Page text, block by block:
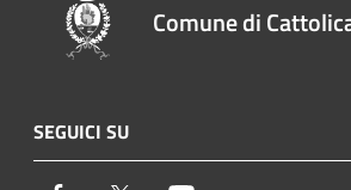
Comune di
SEGUICI SU